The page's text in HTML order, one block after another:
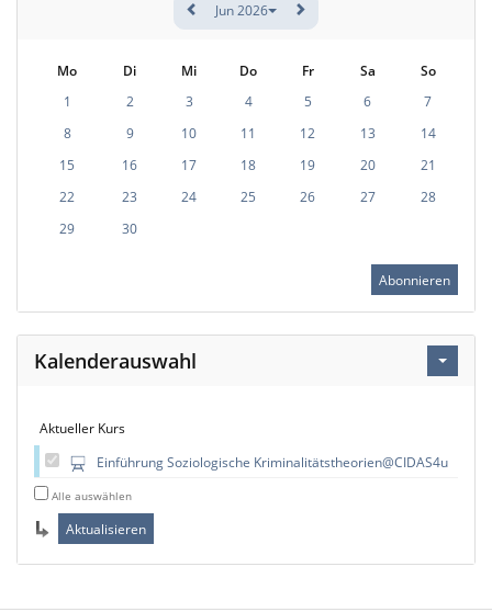
Jun 2026
Mo Di Mi Do Fr Sa
So
1
2 3 4 5 6
7
8
9 10 11 12 13
14
15
16 17 18 19 20
21
22
23 24 25 26 27
28
29
30
Abonnieren
Kalenderauswahl
Aktueller Kurs
Einführung Soziologische Kriminalitätstheorien@CIDAS4u
Alle auswählen